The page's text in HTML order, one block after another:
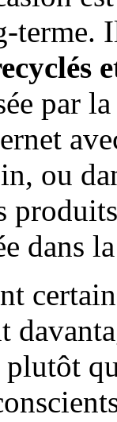
par
ou
dans